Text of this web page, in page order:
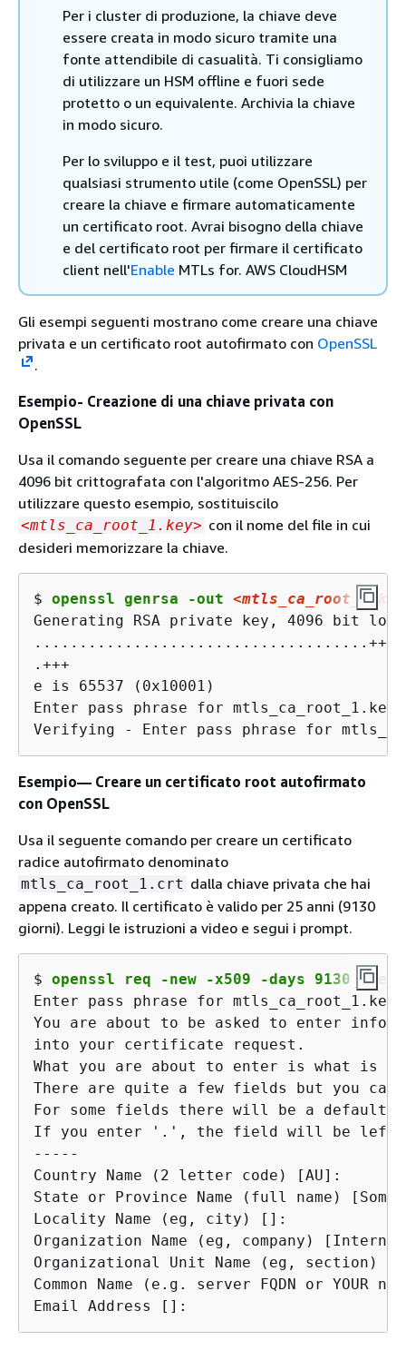
Per i cluster di produzione, la chiave deve
essere creata in modo sicuro tramite una
fonte attendibile di casualità. Ti consigliamo
di utilizzare un HSM offline e fuori sede
protetto o un equivalente. Archivia la chiave
in modo sicuro.
Per lo sviluppo e il test, puoi utilizzare
qualsiasi strumento utile (come OpenSSL) per
creare la chiave e firmare automaticamente
un certificato root. Avrai bisogno della chiave
e del certificato root per firmare il certificato
client nell'Enable MTLs for. AWS CloudHSM
Gli esempi seguenti mostrano come creare una chiave
privata e un certificato root autofirmato con OpenSSL
.
Esempio- Creazione di una chiave privata con
OpenSSL
Usa il comando seguente per creare una chiave RSA a
4096 bit crittografata con l'algoritmo AES-256. Per
utilizzare questo esempio, sostituiscilo
<mtls_ca_root_1.key> con il nome del file in cui
desideri memorizzare la chiave.
$ openssl genrsa -out
Generating RSA private key, 4096 bit long
.....................................+++
.+++
e is 65537 (0x10001)
Enter pass phrase for mtls_ca_root_1.key:
Verifying - Enter pass phrase for
Esempio— Creare un certificato root autofirmato
con OpenSSL
Usa il seguente comando per creare un certificato
radice autofirmato denominato
mtls_ca_root_1.crt dalla chiave privata che hai
appena creato. Il certificato è valido per 25 anni (9130
giorni). Leggi le istruzioni a video e segui i prompt.
$ openssl req -new -x509 -days 9130 -
Enter pass phrase for mtls_ca_root_1.key:
You are about to be asked to enter
into your certificate request.
What you are about to enter is what is
There are quite a few fields but you can
For some fields there will be a default
If you enter '.', the field will be left
-----
Country Name (2 letter code) [AU]:
State or Province Name (full name)
Locality Name (eg, city) []:
Organization Name (eg, company)
Organizational Unit Name (eg, section)
Common Name (e.g. server FQDN or YOUR
Email Address []: